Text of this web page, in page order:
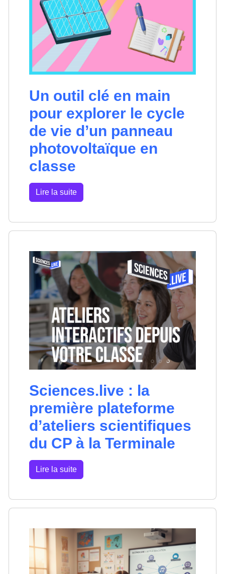
Un outil clé en main
pour explorer le cycle
de vie d’un panneau
photovoltaïque en
classe
Lire la suite
Sciences.live : la
première plateforme
d’ateliers scientifiques
du CP à la Terminale
Lire la suite